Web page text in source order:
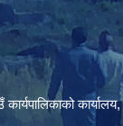
कार्यपालिकाको